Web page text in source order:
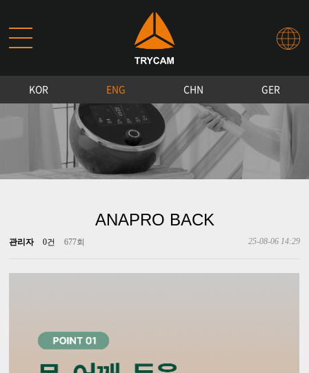
KOR ENG CHN GER
ANAPRO BACK
관리자 0건 677회 25-08-06 14:29